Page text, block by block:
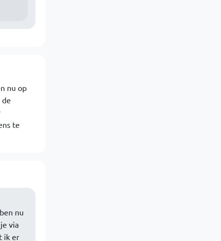
nu op
te
nu
via
ik er